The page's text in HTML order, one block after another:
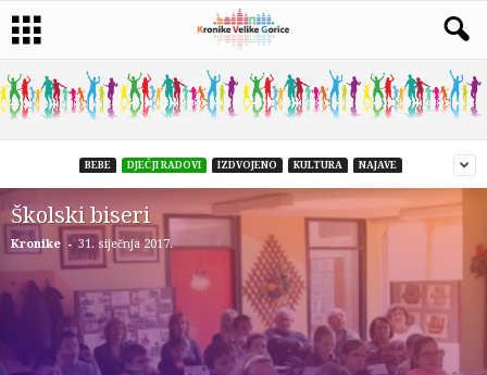
BEBE DJEČJI RADOVI IZDVOJENO KULTURA NAJAVE
Školski biseri
Kronike - 31. siječnja 2017.